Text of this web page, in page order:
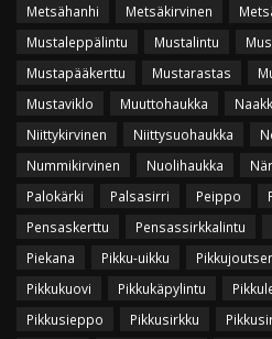
Metsähanhi
Metsäkirvinen
Mustaleppälintu
Mustalintu
Mustapääkerttu
Mustarastas
Mustaviklo
Muuttohaukka
Niittykirvinen
Niittysuohaukka
Nummikirvinen
Nuolihaukka
Palokärki
Palsasirri Peippo
Pensaskerttu
Pensassirkkalintu
Piekana
Pikku-uikku
Pikkukuovi
Pikkukäpylintu
Pikkusieppo
Pikkusirkku